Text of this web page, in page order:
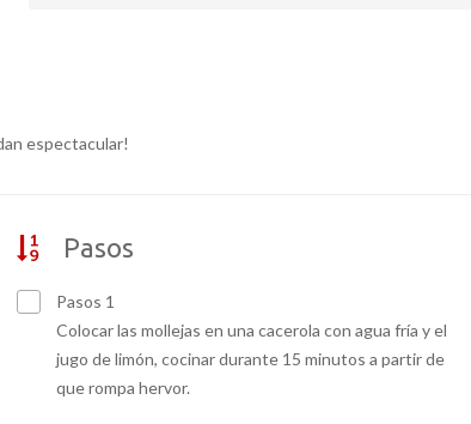
espectacular!
Pasos
Pasos 1
Colocar las mollejas en una cacerola con agua fría y el
jugo de limón, cocinar durante 15 minutos a partir de
que rompa hervor.